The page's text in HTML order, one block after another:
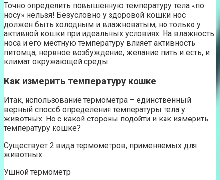
Точно определить повышенную температуру тела «по
носу» нельзя! Безусловно у здоровой кошки нос
должен быть холодным и влажноватым, но только у
активной кошки при идеальных условиях. На влажность
носа и его местную температуру влияет активность
питомца, нервное возбуждение, желание пить и есть, и
климат окружающей среды.
Как измерить температуру кошке
Итак, использование термометра – единственный
верный способ определения температуры тела у
животных. Но с какой стороны подойти и как измерить
температуру кошке?
Существует 2 вида термометров, применяемых для
животных:
Ушной термометр